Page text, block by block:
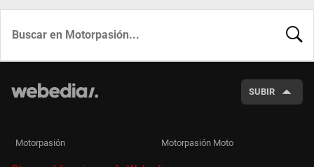
SUBIR
Motorpasión Motorpasión Moto